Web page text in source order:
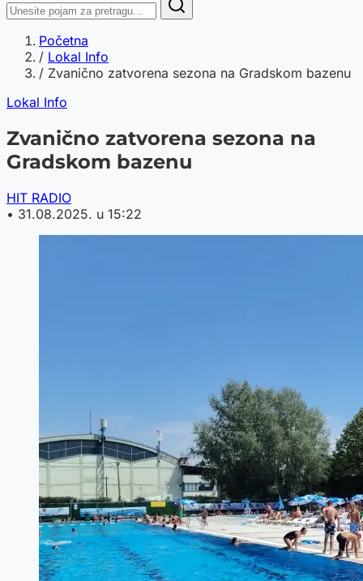
Početna
/ Lokal Info
/ Zvanično zatvorena sezona na Gradskom bazenu
Lokal Info
Zvanično zatvorena sezona na
Gradskom bazenu
HIT RADIO
• 31.08.2025. u 15:22